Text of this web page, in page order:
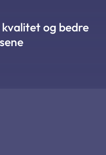
og bedre